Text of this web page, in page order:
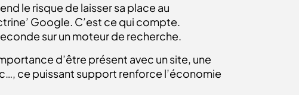
le risque de laisser sa place au
Google. C’est ce qui compte.
sur un moteur de recherche.
d’être présent avec un site, une
ce puissant support renforce l’économie